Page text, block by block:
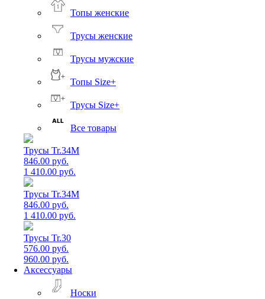
Топы женские
Трусы женские
Трусы мужские
Топы Size+
Трусы Size+
Все товары
Трусы Tr.34M
846.00 руб.
1 410.00 руб.
Трусы Tr.34M
846.00 руб.
1 410.00 руб.
Трусы Tr.30
576.00 руб.
960.00 руб.
Аксессуары
Носки